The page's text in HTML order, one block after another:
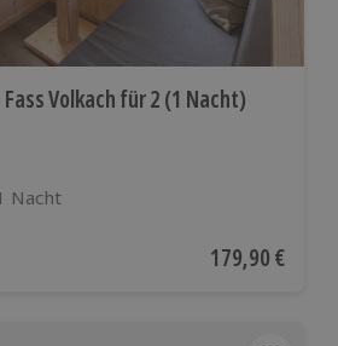
Volkach für 2 (1 Nacht)
Nacht
basierend auf 17 Bewertungen
Aktueller Preis
179,90 €